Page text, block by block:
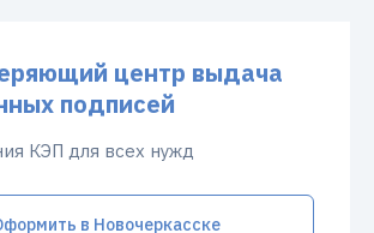
центр выдача
подписей
КЭП для всех нужд
в Новочеркасске